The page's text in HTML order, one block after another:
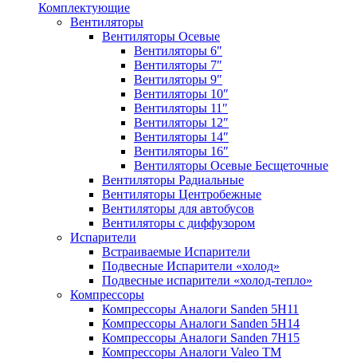
Комплектующие
Вентиляторы
Вентиляторы Осевые
Вентиляторы 6″
Вентиляторы 7″
Вентиляторы 9″
Вентиляторы 10″
Вентиляторы 11″
Вентиляторы 12″
Вентиляторы 14″
Вентиляторы 16″
Вентиляторы Осевые Бесщеточные
Вентиляторы Радиальные
Вентиляторы Центробежные
Вентиляторы для автобусов
Вентиляторы с диффузором
Испарители
Встраиваемые Испарители
Подвесные Испарители «холод»
Подвесные испарители «холод-тепло»
Компрессоры
Компрессоры Аналоги Sanden 5H11
Компрессоры Аналоги Sanden 5H14
Компрессоры Аналоги Sanden 7H15
Компрессоры Аналоги Valeo ТМ